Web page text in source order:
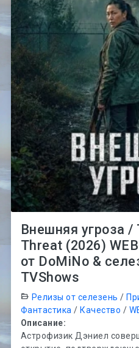
Внешняя угроза /
Threat (2026)
от DoMiNo &
TVShows
Релизы от селезень /
Фантастика / Качество /
Описание:
Астрофизик Дэниел